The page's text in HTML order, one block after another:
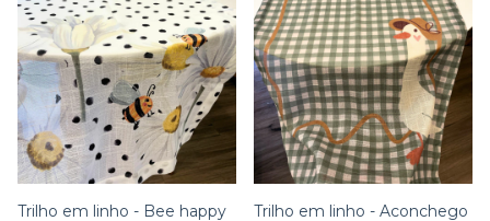
Trilho em linho - Bee happy Trilho em linho - Aconchego